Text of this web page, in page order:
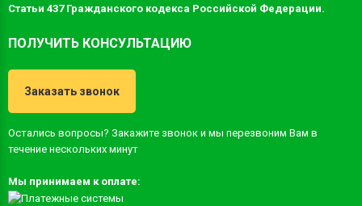
Статьи 437 Гражданского кодекса Российской Федерации.
ПОЛУЧИТЬ КОНСУЛЬТАЦИЮ
Заказать звонок
Остались вопросы? Закажите звонок и мы перезвоним Вам в
течение нескольких минут
Мы принимаем к оплате: